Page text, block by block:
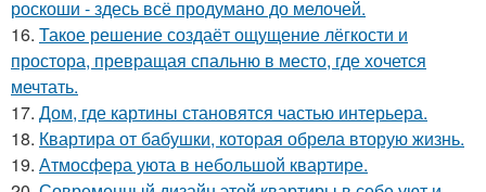
роскоши - здесь всё продумано до мелочей.
16. Такое решение создаёт ощущение лёгкости и
простора, превращая спальню в место, где хочется
мечтать.
17. Дом, где картины становятся частью интерьера.
18. Квартира от бабушки, которая обрела вторую жизнь.
19. Атмосфера уюта в небольшой квартире.